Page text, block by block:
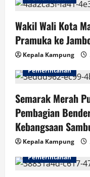
t
i
o
n
Wakil Wali Kota
Pramuka ke
Kepala Kampung
Pemerintahan
Semarak Merah
Pembagian
Kebangsaan
Kepala Kampung
Pemerintahan